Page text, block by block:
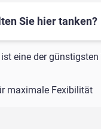
Sie hier tanken?
eine der günstigsten
maximale Fexibilität